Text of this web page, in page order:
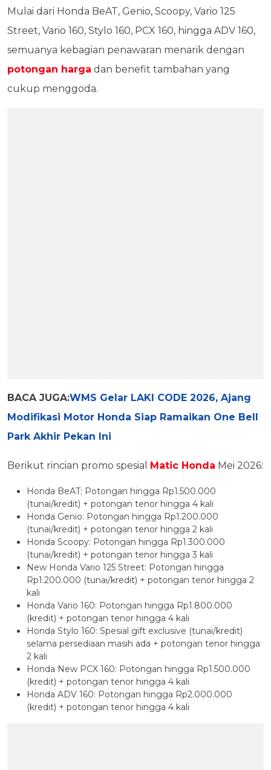
Mulai dari Honda BeAT, Genio, Scoopy, Vario 125
Street, Vario 160, Stylo 160, PCX 160, hingga ADV 160,
semuanya kebagian penawaran menarik dengan
potongan harga dan benefit tambahan yang
cukup menggoda.
BACA JUGA:WMS Gelar LAKI CODE 2026, Ajang
Modifikasi Motor Honda Siap Ramaikan One Bell
Park Akhir Pekan Ini
Berikut rincian promo spesial Matic Honda Mei 2026:
Honda BeAT: Potongan hingga Rp1.500.000
(tunai/kredit) + potongan tenor hingga 4 kali
Honda Genio: Potongan hingga Rp1.200.000
(tunai/kredit) + potongan tenor hingga 2 kali
Honda Scoopy: Potongan hingga Rp1.300.000
(tunai/kredit) + potongan tenor hingga 3 kali
New Honda Vario 125 Street: Potongan hingga
Rp1.200.000 (tunai/kredit) + potongan tenor hingga 2
kali
Honda Vario 160: Potongan hingga Rp1.800.000
(kredit) + potongan tenor hingga 4 kali
Honda Stylo 160: Spesial gift exclusive (tunai/kredit)
selama persediaan masih ada + potongan tenor hingga
2 kali
Honda New PCX 160: Potongan hingga Rp1.500.000
(kredit) + potongan tenor hingga 4 kali
Honda ADV 160: Potongan hingga Rp2.000.000
(kredit) + potongan tenor hingga 4 kali